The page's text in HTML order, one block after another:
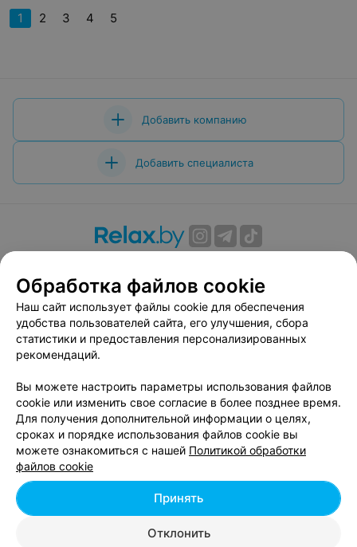
1 2 3 4 5
Добавить компанию
Добавить специалиста
Вакансии
Публичный договор
Способы оплаты
Публичный договор по использованию сервиса
«Афиша»
Пользовательское соглашение
Связаться по вопросам сотрудничества
Написать руководителю relax.by
Персональные настройки cookie
Обработка персональных данных
© 2026 ООО «Артокс Лаб», УНП 191700409, регистрирующий орган -
| 220012, Республика Беларусь, г. Минск,
Обработка файлов cookie
Наш сайт использует файлы cookie для обеспечения
удобства пользователей сайта, его улучшения, сбора
статистики и предоставления персонализированных
рекомендаций.
Вы можете настроить параметры использования файлов
cookie или изменить свое согласие в более позднее время.
Для получения дополнительной информации о целях,
сроках и порядке использования файлов cookie вы
можете ознакомиться с нашей Политикой обработки
файлов cookie
Отклонить
Принять